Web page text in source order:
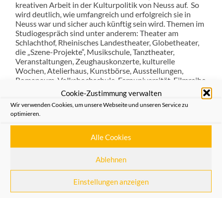
Cookie-Zustimmung verwalten
Wir verwenden Cookies, um unsere Webseite und unseren Service zu
optimieren.
Alle Cookies
Ablehnen
Einstellungen anzeigen
kreativen Arbeit in der Kulturpolitik von Neuss auf. So
wird deutlich, wie umfangreich und erfolgreich sie in
Neuss war und sicher auch künftig sein wird. Themen im
Studiogespräch sind unter anderem: Theater am
Schlachthof, Rheinisches Landestheater, Globetheater,
die „Szene-Projekte“, Musikschule, Tanztheater,
Veranstaltungen, Zeughauskonzerte, kulturelle
Wochen, Atelierhaus, Kunstbörse, Ausstellungen,
Romaneum, Volkshochschule, Fernuniversität, Filmreihe
„Künstler*innen und Zeitzeugen im Portrait, Förderung
junger Künstler, das Kammerorchester.
Die Stadt Neuss gibt jährlich 21 Millionen Euro für die
Kultur in Neuss aus – 3,5 % des städtischen Haushaltes.
Das alles muss verwaltet werden – Aufgabe des
Kulturamtes – und es muss inspiriert werden – Leistung
des Leiters und seiner Mannschaft.
Radio News verbreitet die Sendung am
– nach den Nachrichten. Später ist die Sendung
im Internet „NRWision weltweit zu hören. Für die
Leitung der Sendung und ihre Musik ist Johannes Feser
verantwortlich.